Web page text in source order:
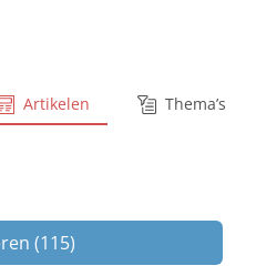
Artikelen Thema’s
(115)